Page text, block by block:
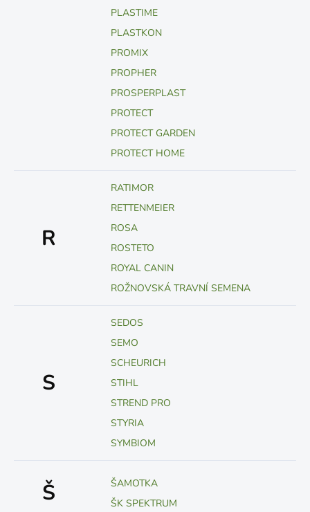
PLASTIME
PLASTKON
PROMIX
PROPHER
PROSPERPLAST
PROTECT
PROTECT GARDEN
PROTECT HOME
R
RATIMOR
RETTENMEIER
ROSA
ROSTETO
ROYAL CANIN
ROŽNOVSKÁ TRAVNÍ SEMENA
S
SEDOS
SEMO
SCHEURICH
STIHL
STREND PRO
STYRIA
SYMBIOM
Š
ŠAMOTKA
ŠK SPEKTRUM